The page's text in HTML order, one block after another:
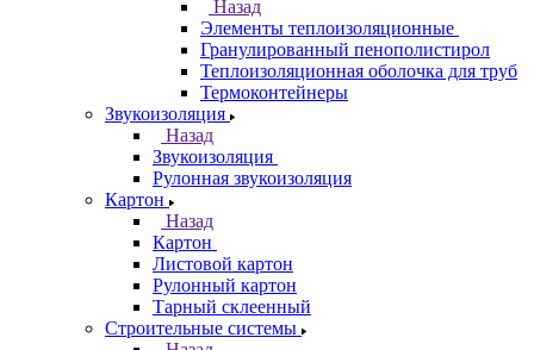
Назад
Элементы теплоизоляционные
Гранулированный пенополистирол
Теплоизоляционная оболочка для труб
Термоконтейнеры
Звукоизоляция
Назад
Звукоизоляция
Рулонная звукоизоляция
Картон
Назад
Картон
Листовой картон
Рулонный картон
Тарный склеенный
Строительные системы